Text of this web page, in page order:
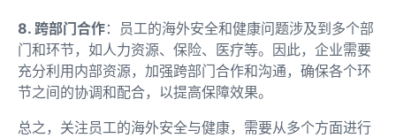
8. 跨部门合作：员工的海外安全和健康问题涉及到多个部
门和环节，如人力资源、保险、医疗等。因此，企业需要
充分利用内部资源，加强跨部门合作和沟通，确保各个环
节之间的协调和配合，以提高保障效果。
总之，关注员工的海外安全与健康，需要从多个方面进行